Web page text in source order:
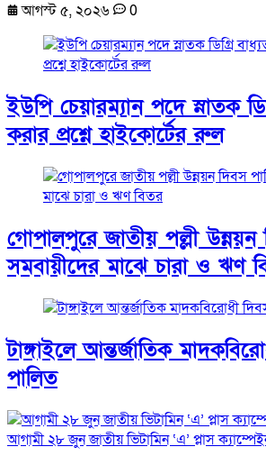
আগস্ট ৫, ২০২৬
0
ইউপি চেয়ারম্যান পদে স্নাতক
করার প্রশ্নে হাইকোর্টের রুল
গোপালপুরে জাতীয় পল্লী উন্নয়ন
সমবায়ীদের মাঝে চারা ও ঋণ
টাঙ্গাইলে আন্তর্জাতিক
পালিত
আগামী ২৮ জুন জাতীয় ভিটামিন ‘এ’ প্লাস